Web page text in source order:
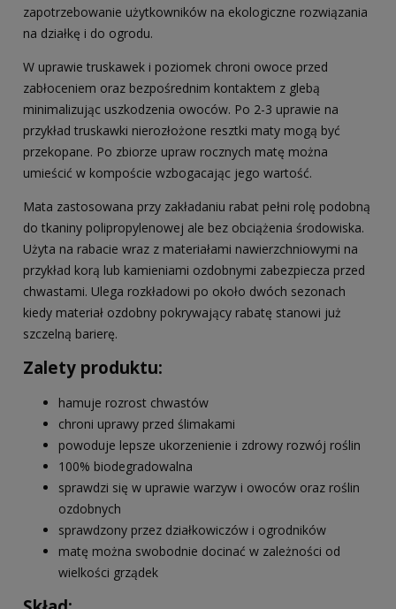
zapotrzebowanie użytkowników na ekologiczne rozwiązania
na działkę i do ogrodu.
W uprawie truskawek i poziomek chroni owoce przed
zabłoceniem oraz bezpośrednim kontaktem z glebą
minimalizując uszkodzenia owoców. Po 2-3 uprawie na
przykład truskawki nierozłożone resztki maty mogą być
przekopane. Po zbiorze upraw rocznych matę można
umieścić w kompoście wzbogacając jego wartość.
Mata zastosowana przy zakładaniu rabat pełni rolę podobną
do tkaniny polipropylenowej ale bez obciążenia środowiska.
Użyta na rabacie wraz z materiałami nawierzchniowymi na
przykład korą lub kamieniami ozdobnymi zabezpiecza przed
chwastami. Ulega rozkładowi po około dwóch sezonach
kiedy materiał ozdobny pokrywający rabatę stanowi już
szczelną barierę.
Zalety produktu:
hamuje rozrost chwastów
chroni uprawy przed ślimakami
powoduje lepsze ukorzenienie i zdrowy rozwój roślin
100% biodegradowalna
sprawdzi się w uprawie warzyw i owoców oraz roślin
ozdobnych
sprawdzony przez działkowiczów i ogrodników
matę można swobodnie docinać w zależności od
wielkości grządek